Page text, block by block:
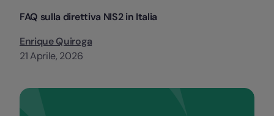
FAQ sulla direttiva NIS2 in Italia
Enrique Quiroga
21 Aprile, 2026